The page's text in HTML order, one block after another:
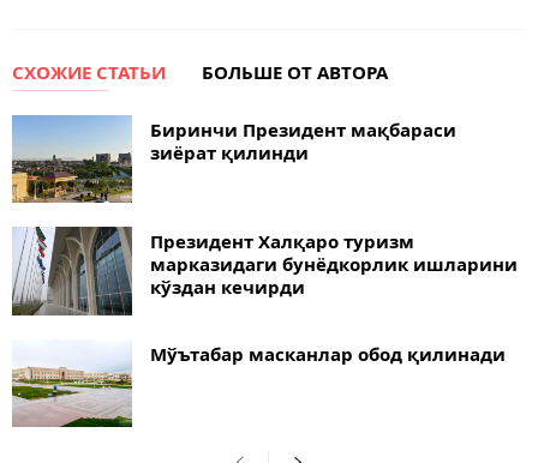
СХОЖИЕ СТАТЬИ БОЛЬШЕ ОТ АВТОРА
Биринчи Президент мақбараси
зиёрат қилинди
Президент Халқаро туризм
марказидаги бунёдкорлик ишларини
кўздан кечирди
Мўътабар масканлар обод қилинади